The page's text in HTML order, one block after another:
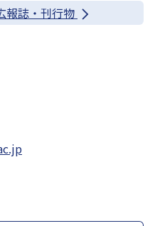
報誌・刊行物